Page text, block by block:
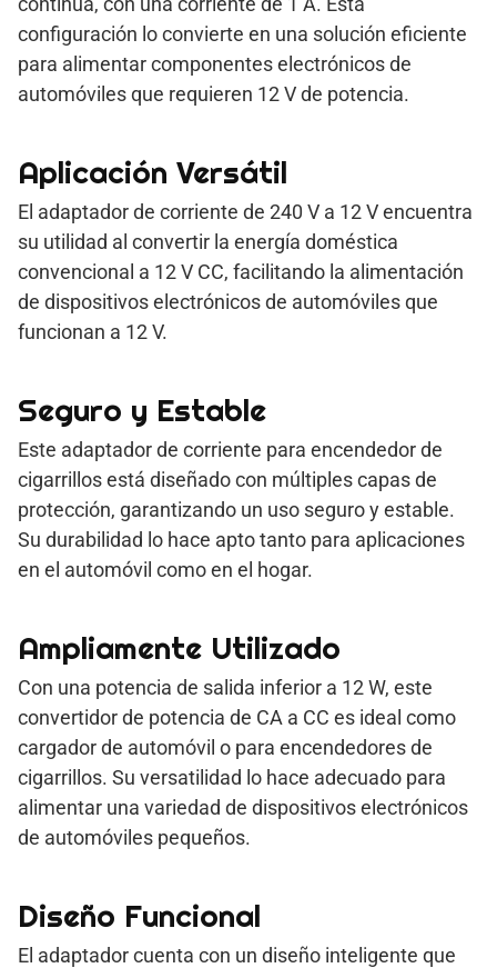
configuración lo convierte en una solución eficiente
para alimentar componentes electrónicos de
automóviles que requieren 12 V de potencia.
Aplicación Versátil
El adaptador de corriente de 240 V a 12 V encuentra
su utilidad al convertir la energía doméstica
convencional a 12 V CC, facilitando la alimentación
de dispositivos electrónicos de automóviles que
funcionan a 12 V.
Seguro y Estable
Este adaptador de corriente para encendedor de
cigarrillos está diseñado con múltiples capas de
protección, garantizando un uso seguro y estable.
Su durabilidad lo hace apto tanto para aplicaciones
en el automóvil como en el hogar.
Ampliamente Utilizado
Con una potencia de salida inferior a 12 W, este
convertidor de potencia de CA a CC es ideal como
cargador de automóvil o para encendedores de
cigarrillos. Su versatilidad lo hace adecuado para
alimentar una variedad de dispositivos electrónicos
de automóviles pequeños.
Diseño Funcional
El adaptador cuenta con un diseño inteligente que